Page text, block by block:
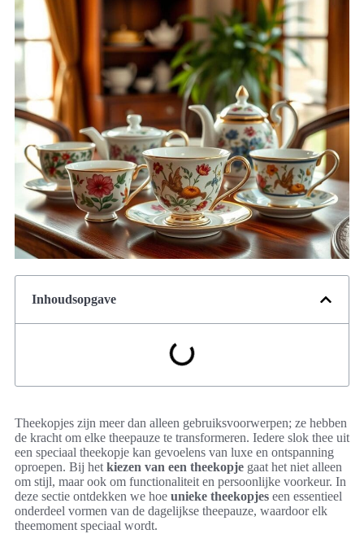
Inhoudsopgave
Theekopjes zijn meer dan alleen gebruiksvoorwerpen; ze hebben
de kracht om elke theepauze te transformeren. Iedere slok thee uit
een speciaal theekopje kan gevoelens van luxe en ontspanning
oproepen. Bij het kiezen van een theekopje gaat het niet alleen
om stijl, maar ook om functionaliteit en persoonlijke voorkeur. In
deze sectie ontdekken we hoe unieke theekopjes een essentieel
onderdeel vormen van de dagelijkse theepauze, waardoor elk
theemoment speciaal wordt.